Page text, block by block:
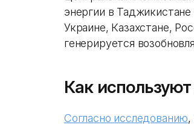
энергии в
Украине, Казахстане,
генерируется
Как
Согласно исследованию,